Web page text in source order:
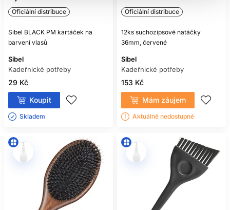
Oficiální distribuce
Sibel BLACK PM kartáček na
barvení vlasů
Sibel
Kadeřnické potřeby
29 Kč
Koupit
Skladem ㅤ
Oficiální distribuce
12ks suchozipsové natáčky
36mm, červené
Sibel
Kadeřnické potřeby
153 Kč
Mám záujem
Aktuálně nedostupné